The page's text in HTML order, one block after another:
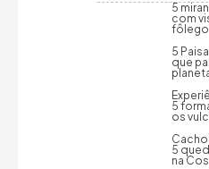
5
com
fôlego
5
que
5
os
5
na